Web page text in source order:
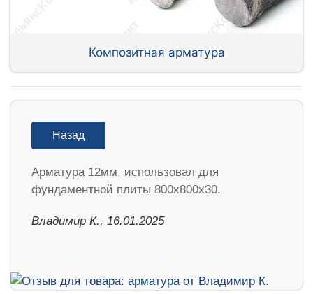
Композитная арматура
Назад
Арматура 12мм, использовал для
фундаментной плиты 800х800х30.
Владимир К., 16.01.2025